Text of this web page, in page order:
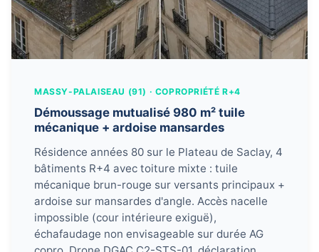
MASSY-PALAISEAU (91) · COPROPRIÉTÉ R+4
Démoussage mutualisé 980 m² tuile
mécanique + ardoise mansardes
Résidence années 80 sur le Plateau de Saclay, 4
bâtiments R+4 avec toiture mixte : tuile
mécanique brun-rouge sur versants principaux +
ardoise sur mansardes d'angle. Accès nacelle
impossible (cour intérieure exiguë),
échafaudage non envisageable sur durée AG